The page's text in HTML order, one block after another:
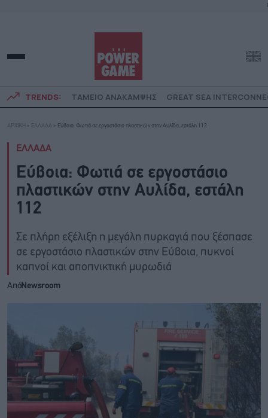
TRENDS: ΤΑΜΕΙΟ ΑΝΑΚΑΜΨΗΣ GREAT SEA
ΑΡΧΙΚΗ » ΕΛΛΑΔΑ » Εύβοια: Φωτιά σε εργοστάσιο πλαστικών στην Αυλίδα, εστάλη 112
ΕΛΛΑΔΑ
Εύβοια: Φωτιά σε εργοστάσιο
πλαστικών στην Αυλίδα, εστάλη
112
Σε πλήρη εξέλιξη η μεγάλη πυρκαγιά που ξέσπασε
σε εργοστάσιο πλαστικών στην Εύβοια, πυκνοί
καπνοί και αποπνικτική μυρωδιά
ΑπόNewsroom